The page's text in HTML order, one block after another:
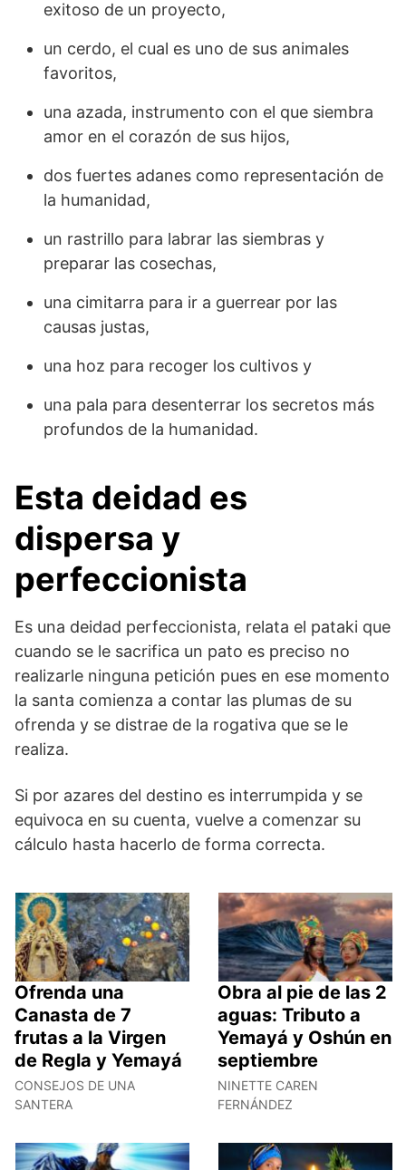
exitoso de un proyecto,
un cerdo, el cual es uno de sus animales
favoritos,
una azada, instrumento con el que siembra
amor en el corazón de sus hijos,
dos fuertes adanes como representación de
la humanidad,
un rastrillo para labrar las siembras y
preparar las cosechas,
una cimitarra para ir a guerrear por las
causas justas,
una hoz para recoger los cultivos y
una pala para desenterrar los secretos más
profundos de la humanidad.
Esta deidad es
dispersa y
perfeccionista
Es una deidad perfeccionista, relata el pataki que
cuando se le sacrifica un pato es preciso no
realizarle ninguna petición pues en ese momento
la santa comienza a contar las plumas de su
ofrenda y se distrae de la rogativa que se le
realiza.
Si por azares del destino es interrumpida y se
equivoca en su cuenta, vuelve a comenzar su
cálculo hasta hacerlo de forma correcta.
Ofrenda una
Canasta de 7
frutas a la Virgen
de Regla y Yemayá
CONSEJOS DE UNA
SANTERA
Obra al pie de las 2
aguas: Tributo a
Yemayá y Oshún en
septiembre
NINETTE CAREN
FERNÁNDEZ